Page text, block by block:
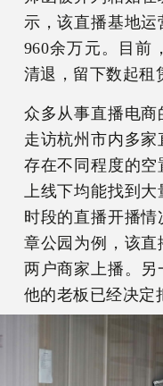
示，该直播基地
960余万元。目前
清退，留下数起租
众多从事直播电
走访杭州市内多
存在不同程度的
上线下均能找到
时段的直播开播
章公园为例，该
两户商家上播。另
他的老板已经决定